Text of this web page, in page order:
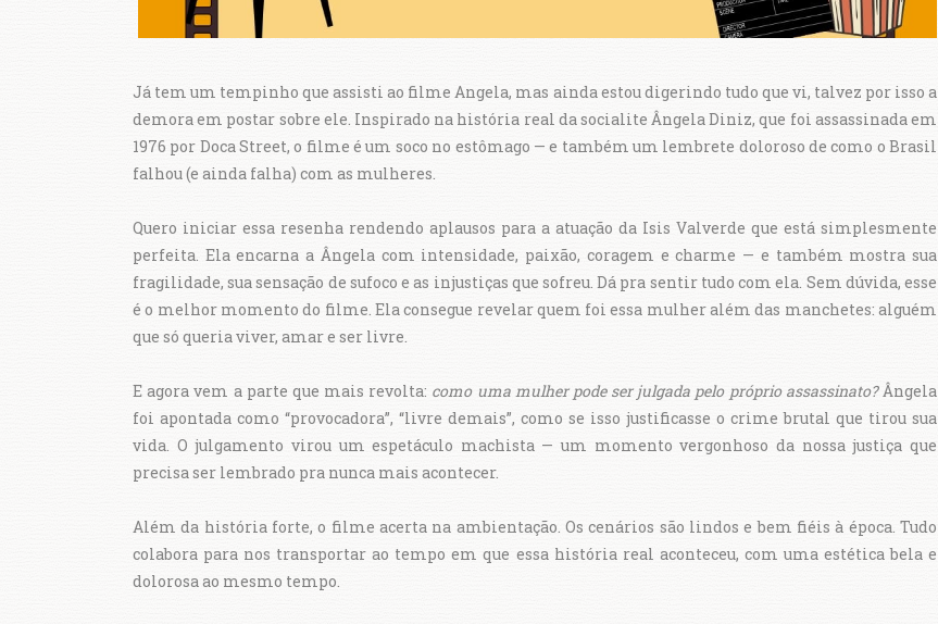
Já tem um tempinho que assisti ao filme Angela, mas ainda estou digerindo tudo que vi, talvez por isso a
demora em postar sobre ele. Inspirado na história real da socialite Ângela Diniz, que foi assassinada em
1976 por Doca Street, o filme é um soco no estômago — e também um lembrete doloroso de como o Brasil
falhou (e ainda falha) com as mulheres.
Quero iniciar essa resenha rendendo aplausos para a atuação da Isis Valverde que está simplesmente
perfeita. Ela encarna a Ângela com intensidade, paixão, coragem e charme — e também mostra sua
fragilidade, sua sensação de sufoco e as injustiças que sofreu. Dá pra sentir tudo com ela. Sem dúvida, esse
é o melhor momento do filme. Ela consegue revelar quem foi essa mulher além das manchetes: alguém
que só queria viver, amar e ser livre.
E agora vem a parte que mais revolta: como uma mulher pode ser julgada pelo próprio assassinato?Ângela
foi apontada como “provocadora”, “livre demais”, como se isso justificasse o crime brutal que tirou sua
vida. O julgamento virou um espetáculo machista — um momento vergonhoso da nossa justiça que
precisa ser lembrado pra nunca mais acontecer.
Além da história forte, o filme acerta na ambientação. Os cenários são lindos e bem fiéis à época. Tudo
colabora para nos transportar ao tempo em que essa história real aconteceu, com uma estética bela e
dolorosa ao mesmo tempo.